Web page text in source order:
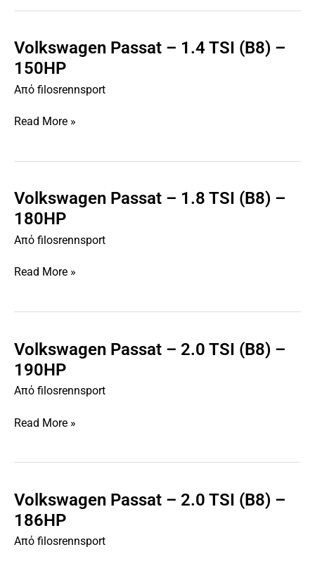
280HP
Volkswagen Passat – 1.4 TSI (B8) –
150HP
Από filosrennsport
Volkswagen
Passat
–
1.4
(B8)
150HP
Read More »
Volkswagen Passat – 1.8 TSI (B8) –
180HP
Από filosrennsport
Volkswagen
Passat
–
1.8
(B8)
180HP
Read More »
Volkswagen Passat – 2.0 TSI (B8) –
190HP
Από filosrennsport
Volkswagen
Passat
–
2.0
(B8)
190HP
Read More »
Volkswagen Passat – 2.0 TSI (B8) –
186HP
Από filosrennsport
Volkswagen
Passat
–
2.0